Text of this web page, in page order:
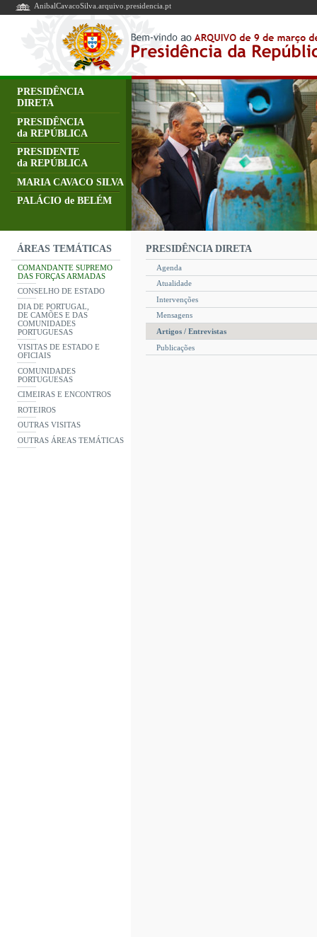
AnibalCavacoSilva.arquivo.presidencia.pt
PRESIDÊNCIA
DIRETA
PRESIDÊNCIA
da REPÚBLICA
PRESIDENTE
da REPÚBLICA
MARIA CAVACO SILVA
PALÁCIO de BELÉM
ÁREAS TEMÁTICAS
COMANDANTE SUPREMO
DAS FORÇAS ARMADAS
CONSELHO DE ESTADO
DIA DE PORTUGAL,
DE CAMÕES E DAS
COMUNIDADES
PORTUGUESAS
VISITAS DE ESTADO E
OFICIAIS
COMUNIDADES
PORTUGUESAS
CIMEIRAS E ENCONTROS
ROTEIROS
OUTRAS VISITAS
OUTRAS ÁREAS TEMÁTICAS
PRESIDÊNCIA DIRETA
Agenda
Atualidade
Intervenções
Mensagens
Artigos / Entrevistas
Publicações